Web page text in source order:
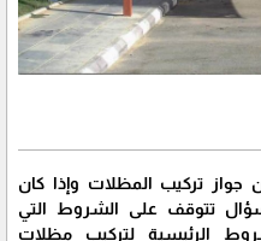
جواز تركيب المظلات وإذا كان
تتوقف على الشروط التي
الرئيسية لتركيب مظلات